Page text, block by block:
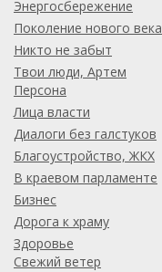
Энергосбережение
Поколение нового века
Никто не забыт
Твои люди, Артем
Персона
Лица власти
Диалоги без галстуков
Благоустройство, ЖКХ
В краевом парламенте
Бизнес
Дорога к храму
Здоровье
Свежий ветер